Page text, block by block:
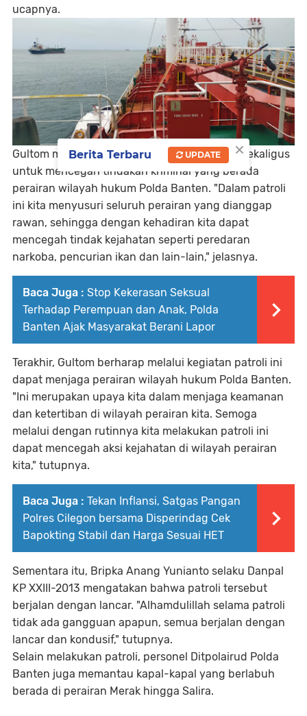
ucapnya.
Gultom menjelaskan bahwa dalam patroli ini sekaligus
untuk mencegah tindakan kriminal yang berada
perairan wilayah hukum Polda Banten. "Dalam patroli
ini kita menyusuri seluruh perairan yang dianggap
rawan, sehingga dengan kehadiran kita dapat
mencegah tindak kejahatan seperti peredaran
narkoba, pencurian ikan dan lain-lain," jelasnya.
Baca Juga : Stop Kekerasan Seksual
Terhadap Perempuan dan Anak, Polda
Banten Ajak Masyarakat Berani Lapor
Terakhir, Gultom berharap melalui kegiatan patroli ini
dapat menjaga perairan wilayah hukum Polda Banten.
"Ini merupakan upaya kita dalam menjaga keamanan
dan ketertiban di wilayah perairan kita. Semoga
melalui dengan rutinnya kita melakukan patroli ini
dapat mencegah aksi kejahatan di wilayah perairan
kita," tutupnya.
Baca Juga : Tekan Inflansi, Satgas Pangan
Polres Cilegon bersama Disperindag Cek
Bapokting Stabil dan Harga Sesuai HET
Sementara itu, Bripka Anang Yunianto selaku Danpal
KP XXIII-2013 mengatakan bahwa patroli tersebut
berjalan dengan lancar. "Alhamdulillah selama patroli
tidak ada gangguan apapun, semua berjalan dengan
lancar dan kondusif," tutupnya.
Selain melakukan patroli, personel Ditpolairud Polda
Banten juga memantau kapal-kapal yang berlabuh
berada di perairan Merak hingga Salira.
×
Berita Terbaru UPDATE